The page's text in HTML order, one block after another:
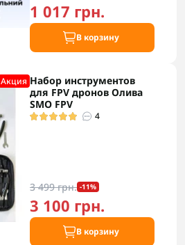
1 017 грн.
В корзину
Акция Набор инструментов
для FPV дронов Олива
SMO FPV
4
3 499 грн. -11%
3 100 грн.
В корзину